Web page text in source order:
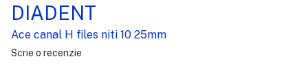
DIADENT
Ace canal H files niti 10 25mm
Scrie o recenzie